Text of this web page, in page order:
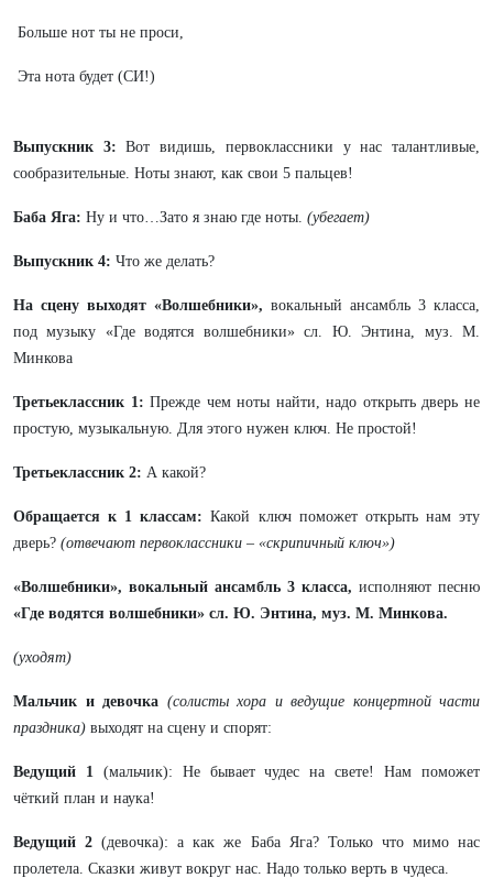
Больше нот ты не проси,
Эта нота будет (СИ!)
Выпускник 3: Вот видишь, первоклассники у нас талантливые,
сообразительные. Ноты знают, как свои 5 пальцев!
Баба Яга: Ну и что…Зато я знаю где ноты. (убегает)
Выпускник 4: Что же делать?
На сцену выходят «Волшебники», вокальный ансамбль 3 класса,
под музыку «Где водятся волшебники» сл. Ю. Энтина, муз. М.
Минкова
Третьеклассник 1: Прежде чем ноты найти, надо открыть дверь не
простую, музыкальную. Для этого нужен ключ. Не простой!
Третьеклассник 2: А какой?
Обращается к 1 классам: Какой ключ поможет открыть нам эту
дверь? (отвечают первоклассники – «скрипичный ключ»)
«Волшебники», вокальный ансамбль 3 класса, исполняют песню
«Где водятся волшебники» сл. Ю. Энтина, муз. М. Минкова.
(уходят)
Мальчик и девочка (солисты хора и ведущие концертной части
праздника) выходят на сцену и спорят:
Ведущий 1(мальчик): Не бывает чудес на свете! Нам поможет
чёткий план и наука!
Ведущий 2 (девочка): а как же Баба Яга? Только что мимо нас
пролетела. Сказки живут вокруг нас. Надо только верть в чудеса.